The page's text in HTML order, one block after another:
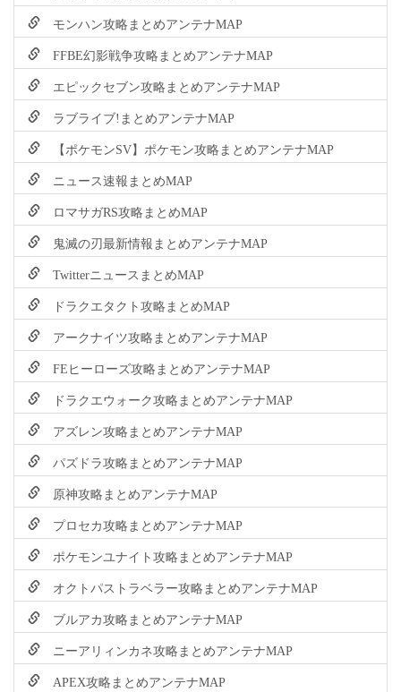
モンハン攻略まとめアンテナMAP
FFBE幻影戦争攻略まとめアンテナMAP
エピックセブン攻略まとめアンテナMAP
ラブライブ!まとめアンテナMAP
【ポケモンSV】ポケモン攻略まとめアンテナMAP
ニュース速報まとめMAP
ロマサガRS攻略まとめMAP
鬼滅の刃最新情報まとめアンテナMAP
TwitterニュースまとめMAP
ドラクエタクト攻略まとめMAP
アークナイツ攻略まとめアンテナMAP
FEヒーローズ攻略まとめアンテナMAP
ドラクエウォーク攻略まとめアンテナMAP
アズレン攻略まとめアンテナMAP
パズドラ攻略まとめアンテナMAP
原神攻略まとめアンテナMAP
プロセカ攻略まとめアンテナMAP
ポケモンユナイト攻略まとめアンテナMAP
オクトパストラベラー攻略まとめアンテナMAP
ブルアカ攻略まとめアンテナMAP
ニーアリィンカネ攻略まとめアンテナMAP
APEX攻略まとめアンテナMAP